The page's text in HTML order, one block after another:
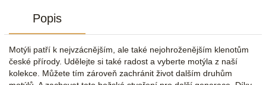
Popis
Motýli patří k nejvzácnějším, ale také nejohroženějším klenotům
české přírody. Udělejte si také radost a vyberte motýla z naší
kolekce. Můžete tím zároveň zachránit život dalším druhům